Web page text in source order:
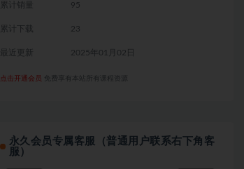
累计销量 95
累计下载 23
最近更新 2025年01月02日
点击开通会员 免费享有本站所有课程资源
永久会员专属客服（普通用户联系右下角客
服）